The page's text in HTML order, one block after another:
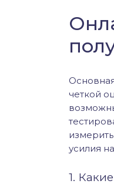
четкой
усилия
1.